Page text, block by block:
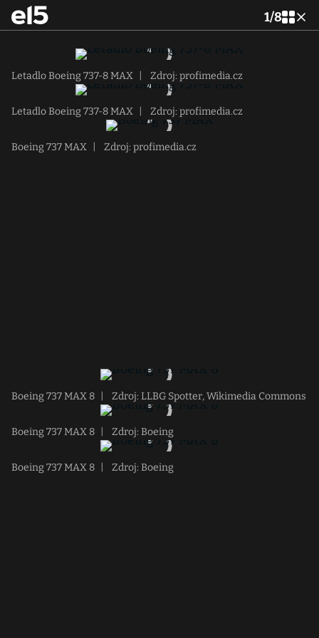
1/8
Letadlo Boeing 737-8 MAX Zdroj: profimedia.cz
Letadlo Boeing 737-8 MAX Zdroj: profimedia.cz
Boeing 737 MAX Zdroj: profimedia.cz
Boeing 737 MAX 8 Zdroj: LLBG Spotter, Wikimedia Commons
Boeing 737 MAX 8 Zdroj: Boeing
Boeing 737 MAX 8 Zdroj: Boeing